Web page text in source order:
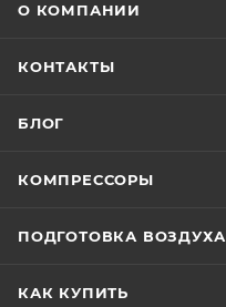
О КОМПАНИИ
КОНТАКТЫ
БЛОГ
КОМПРЕССОРЫ
ПОДГОТОВКА ВОЗДУХА
КАК КУПИТЬ